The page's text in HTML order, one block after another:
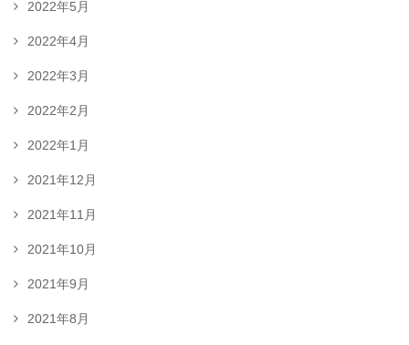
2022年5月
2022年4月
2022年3月
2022年2月
2022年1月
2021年12月
2021年11月
2021年10月
2021年9月
2021年8月